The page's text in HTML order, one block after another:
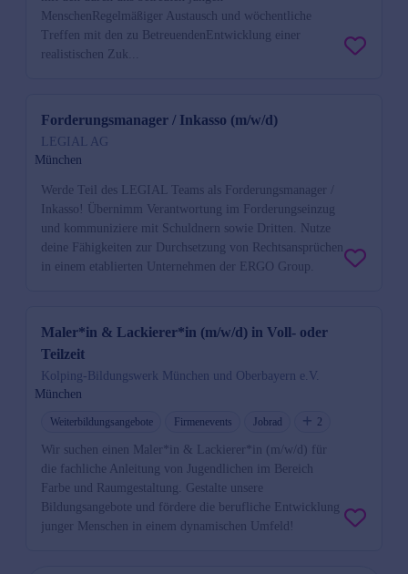
MenschenRegelmäßiger Austausch und wöchentliche
Treffen mit den zu BetreuendenEntwicklung einer
realistischen Zuk...
Forderungsmanager / Inkasso (m/w/d)
LEGIAL AG
München
Werde Teil des LEGIAL Teams als Forderungsmanager /
Inkasso! Übernimm Verantwortung im Forderungseinzug
und kommuniziere mit Schuldnern sowie Dritten. Nutze
deine Fähigkeiten zur Durchsetzung von Rechtsansprüchen
in einem etablierten Unternehmen der ERGO Group.
Maler*in & Lackierer*in (m/w/d) in Voll- oder
Teilzeit
Kolping-Bildungswerk München und Oberbayern e.V.
München
Weiterbildungsangebote Firmenevents Jobrad 2
Wir suchen einen Maler*in & Lackierer*in (m/w/d) für
die fachliche Anleitung von Jugendlichen im Bereich
Farbe und Raumgestaltung. Gestalte unsere
Bildungsangebote und fördere die berufliche Entwicklung
junger Menschen in einem dynamischen Umfeld!